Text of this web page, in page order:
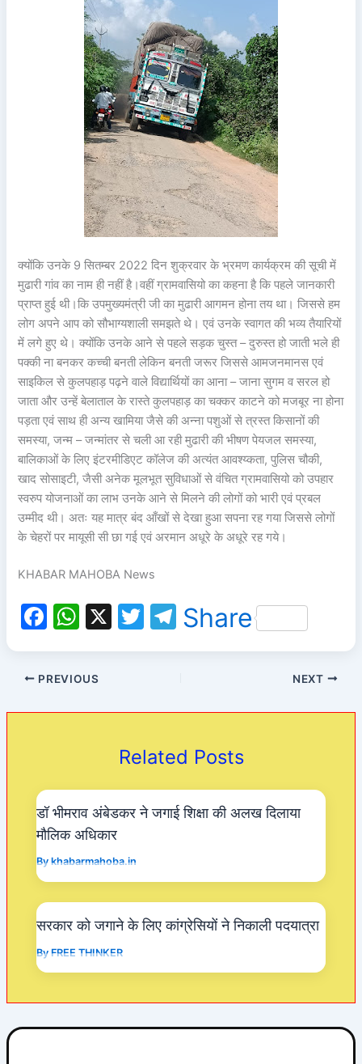
क्योंकि उनके 9 सितम्बर 2022 दिन शुक्रवार के भ्रमण कार्यक्रम की सूची में
मुढारी गांव का नाम ही नहीं है।वहीं ग्रामवासियो का कहना है कि पहले जानकारी
प्राप्त हुई थी।कि उपमुख्यमंत्री जी का मुढारी आगमन होना तय था। जिससे हम
लोग अपने आप को सौभाग्यशाली समझते थे। एवं उनके स्वागत की भव्य तैयारियों
में लगे हुए थे। क्योंकि उनके आने से पहले सड़क चुस्त – दुरुस्त हो जाती भले ही
पक्की ना बनकर कच्ची बनती लेकिन बनती जरूर जिससे आमजनमानस एवं
साइकिल से कुलपहाड़ पढ़ने वाले विद्यार्थियों का आना – जाना सुगम व सरल हो
जाता और उन्हें बेलाताल के रास्ते कुलपहाड़ का चक्कर काटने को मजबूर ना होना
पड़ता एवं साथ ही अन्य खामिया जैसे की अन्ना पशुओं से त्रस्त किसानों की
समस्या, जन्म – जन्मांतर से चली आ रही मुढारी की भीषण पेयजल समस्या,
बालिकाओं के लिए इंटरमीडिएट कॉलेज की अत्यंत आवश्य्कता, पुलिस चौकी,
खाद सोसाइटी, जैसी अनेक मूलभूत सुविधाओं से वंचित ग्रामवासियो को उपहार
स्वरुप योजनाओं का लाभ उनके आने से मिलने की लोगों को भारी एवं प्रबल
उम्मीद थी। अतः यह मात्र बंद आँखों से देखा हुआ सपना रह गया जिससे लोगों
के चेहरों पर मायूसी सी छा गई एवं अरमान अधूरे के अधूरे रह गये।
KHABAR MAHOBA News
F
c
e
b
k
W
at
s
A
X
T
T
a
m
Share
PREVIOUS NEXT
Related Posts
डॉ भीमराव अंबेडकर ने जगाई शिक्षा की अलख दिलाया
मौलिक अधिकार
Bykhabarmahoba.in
सरकार को जगाने के लिए कांग्रेसियों ने निकाली पदयात्रा
By FREE THINKER